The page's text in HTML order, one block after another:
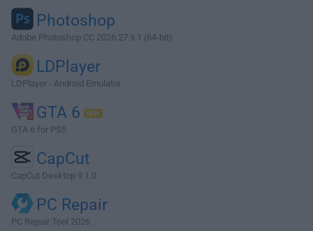
Photoshop
Adobe Photoshop CC 2026 27.9.1 (64-bit)
LDPlayer
LDPlayer - Android Emulator
GTA 6
GTA 6 for PS5
CapCut
CapCut Desktop 9.1.0
PC Repair
PC Repair Tool 2026